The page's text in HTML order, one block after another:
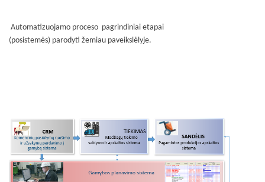
Automatizuojamo proceso pagrindiniai etapai
(posistemės) parodyti žemiau paveikslėlyje.